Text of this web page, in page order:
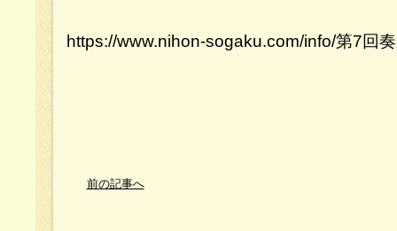
https://www.nihon-sogaku.com/info/第7回
前の記事へ